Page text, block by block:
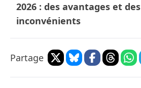
2026 : des avantages et des
inconvénients
Partage